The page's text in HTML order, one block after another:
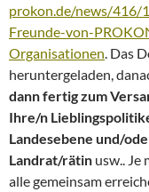
prokon.de/news/416/
Freunde-von-
Organisationen. Das
heruntergeladen,
dann fertig zum
Ihre/n
Landesebene und/
Landrat/rätin usw.. Je
alle gemeinsam